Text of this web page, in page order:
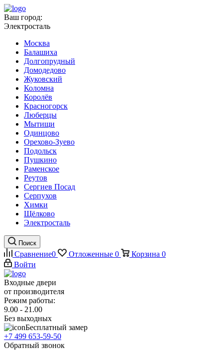
Ваш город:
Электросталь
Москва
Балашиха
Долгопрудный
Домодедово
Жуковский
Коломна
Королёв
Красногорск
Люберцы
Мытищи
Одинцово
Орехово-Зуево
Подольск
Пушкино
Раменское
Реутов
Сергиев Посад
Серпухов
Химки
Щёлково
Электросталь
Поиск
Сравнение0 Отложенные 0 Корзина 0
Войти
Входные двери
от производителя
Режим работы:
9.00 - 21.00
Без выходных
Бесплатный замер
+7 499 653-59-50
Обратный звонок